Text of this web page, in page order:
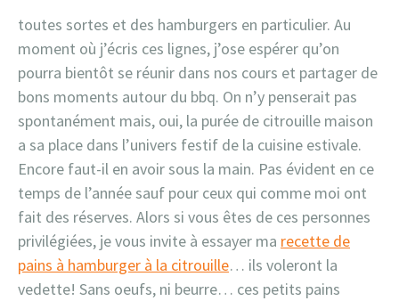
toutes sortes et des hamburgers en particulier. Au
moment où j’écris ces lignes, j’ose espérer qu’on
pourra bientôt se réunir dans nos cours et partager de
bons moments autour du bbq. On n’y penserait pas
spontanément mais, oui, la purée de citrouille maison
a sa place dans l’univers festif de la cuisine estivale.
Encore faut-il en avoir sous la main. Pas évident en ce
temps de l’année sauf pour ceux qui comme moi ont
fait des réserves. Alors si vous êtes de ces personnes
privilégiées, je vous invite à essayer ma recette de
pains à hamburger à la citrouille… ils voleront la
vedette! Sans oeufs, ni beurre… ces petits pains